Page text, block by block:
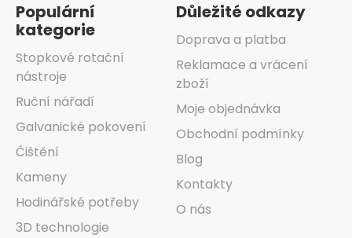
Populární
kategorie
Stopkové rotační
nástroje
Ruční nářadí
Galvanické pokovení
Čištění
Kameny
Hodinářské potřeby
3D technologie
Důležité odkazy
Doprava a platba
Reklamace a vrácení
zboží
Moje objednávka
Obchodní podmínky
Blog
Kontakty
O nás